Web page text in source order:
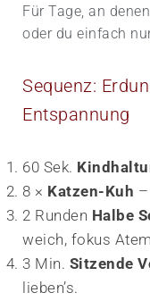
Für Tage, an
oder du einfach
Sequenz:
Entspannung
60 Sek.
8 × Katzen-Kuh
2 Runden Halbe
weich, fokus
3 Min. Sitzende
lieben’s.